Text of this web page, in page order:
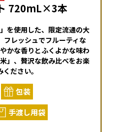
720mL×3本
を使用した、限定流通の大
フレッシュでフルーティな
かな香りとふくよかな味わ
」、贅沢な飲み比べをお楽
ください。
包装
手渡し用袋